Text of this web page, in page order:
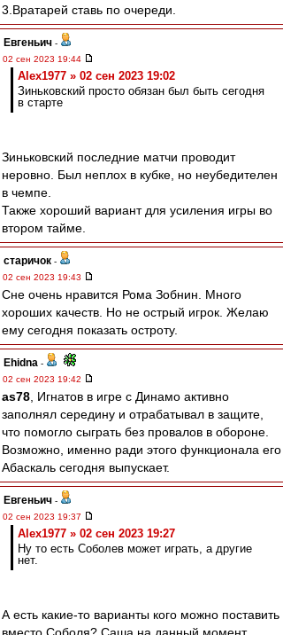
3.Вратарей ставь по очереди.
Евгеньич -
02 сен 2023 19:44
Alex1977 » 02 сен 2023 19:02
Зиньковский просто обязан был быть сегодня
в старте
Зиньковский последние матчи проводит
неровно. Был неплох в кубке, но неубедителен
в чемпе.
Также хороший вариант для усиления игры во
втором тайме.
старичок -
02 сен 2023 19:43
Сне очень нравится Рома Зобнин. Много
хороших качеств. Но не острый игрок. Желаю
ему сегодня показать остроту.
Ehidna -
02 сен 2023 19:42
as78 , Игнатов в игре с Динамо активно
заполнял середину и отрабатывал в защите,
что помогло сыграть без провалов в обороне.
Возможно, именно ради этого функционала его
Абаскаль сегодня выпускает.
Евгеньич -
02 сен 2023 19:37
Alex1977 » 02 сен 2023 19:27
Ну то есть Соболев может играть, а другие
нет.
А есть какие-то варианты кого можно поставить